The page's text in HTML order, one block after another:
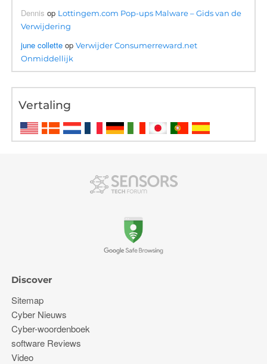
Dennis op Lottingem.com Pop-ups Malware – Gids van de
Verwijdering
june collette opVerwijder Consumerreward.net
Onmiddellijk
Vertaling
Discover
Sitemap
Cyber ​​Nieuws
Cyber-woordenboek
software Reviews
Video